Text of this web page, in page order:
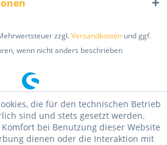
zzgl.Versandkosten und ggf.
wenn nicht anders beschrieben
die für den technischen Betrieb
sind und stets gesetzt werden.
bei Benutzung dieser Website
dienen oder die Interaktion mit